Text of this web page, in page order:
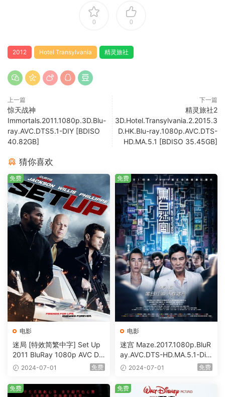
0 0
2012 Hotel Transylvania 精灵旅社
上一篇
惊天战神
Immortals.2011.1080p.3D.Blu-
ray.AVC.DTS5.1-DIY [BDISO
40.82GB]
下一篇
精灵旅社2
3D.Hotel.Transylvania.2.2015.3
D.HK.Blu-ray.1080p.AVC.DTS-
HD.MA.5.1 [BDISO 35.45GB]
猜你喜欢
电影
迷局 [特效简繁中字] Set Up
2011 BluRay 1080p AVC DT
S-HD MA5.1-shhaclm@CHD
2024-07-01 免费
免费
电影
迷宫 Maze.2017.1080p.BluR
ay.AVC.DTS-HD.MA.5.1-DiY
@HDHome [BDISO 19.7GB]
2024-07-01 免费
免费
免费 免费